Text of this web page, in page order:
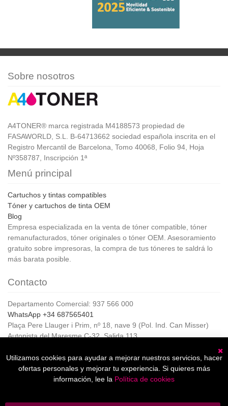
Sobre nosotros
A4TONER® marca registrada M4188573 propiedad de
FASAWORLD, S.L. B-64713662 sociedad española inscrita en el
Registro Mercantil de Barcelona, Tomo 40068, Folio 94, Hoja
Nº358787, Inscripción 1ª
Menú principal
Cartuchos y tintas compatibles
Tóner y cartuchos de tinta OEM
Blog
Empresa especializada en la venta de tóner compatible, tóner
remanufacturados, tóner originales o tóner OEM. Asesoramiento
gratuito sobre impresoras, la compra de tus tóneres te saldrá lo
más barata posible.
Contacto
Departamento Comercial: 937 566 000
WhatsApp +34 687565401
Plaça Pere Llauger i Prim, nº 18, nave 9 (Pol. Ind. Can Misser)
Autopista del Maresme C-32, Salida 113
Horario de Atención al cliente:
De lunes a jueves de 8:00 a 17:00,
Viernes de 8:00 a 15:00
Utilizamos cookies para ayudar a mejorar nuestros servicios, hacer
ofertas personales y mejorar tu experiencia. Si quieres más
información, lee la Política de cookies